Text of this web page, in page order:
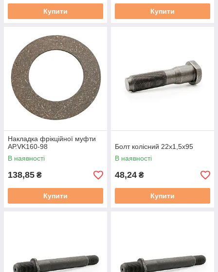
Купити Купити
Накладка фрікційної муфти
АР.VK160-98
В наявності
138,85 ₴
Купити
Болт колісний 22х1,5х95
В наявності
48,24 ₴
Купити